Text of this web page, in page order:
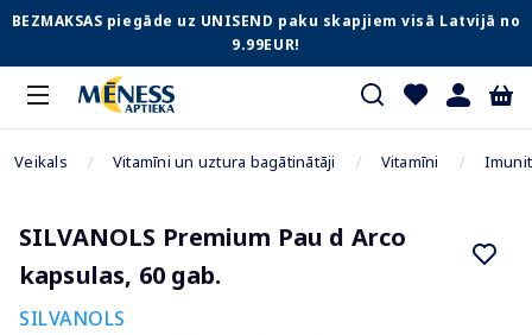
BEZMAKSAS piegāde uz UNISEND paku skapjiem visā Latvijā no
9.99EUR!
Veikals Vitamīni un uztura bagātinātāji Vitamīni
SILVANOLS Premium Pau d Arco
kapsulas, 60 gab.
SILVANOLS